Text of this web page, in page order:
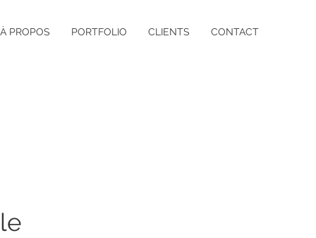
À PROPOS PORTFOLIO CLIENTS CONTACT